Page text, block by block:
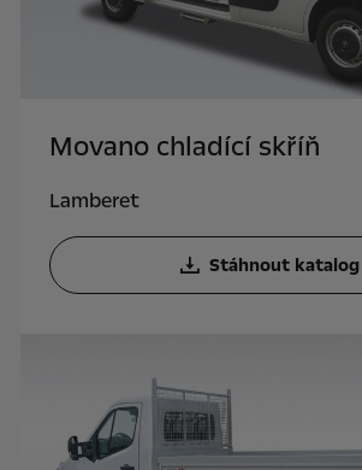
Movano chladící skříň
Lamberet
Stáhnout katalog